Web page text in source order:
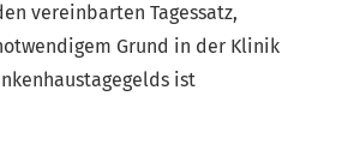
vereinbarten Tagessatz,
Grund in der Klinik
ist